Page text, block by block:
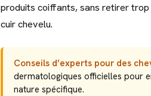
produits coiffants, sans retirer
cuir chevelu.
Conseils d’experts pour des
dermatologiques officielles pour
nature spécifique.